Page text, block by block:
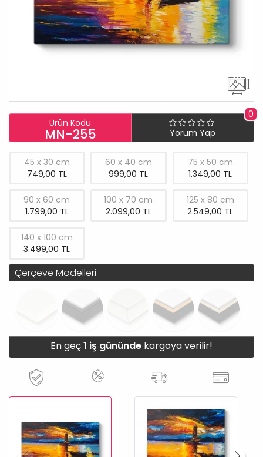
Ürün Kodu
MN-255
0
Yorum Yap
45 x 30 cm
749,00 TL
60 x 40 cm
999,00 TL
75 x 50 cm
1.349,00 TL
90 x 60 cm
1.799,00 TL
100 x 70 cm
2.099,00 TL
125 x 80 cm
2.549,00 TL
140 x 100 cm
3.499,00 TL
Çerçeve Modelleri
En geç1 iş gününde kargoya verilir!